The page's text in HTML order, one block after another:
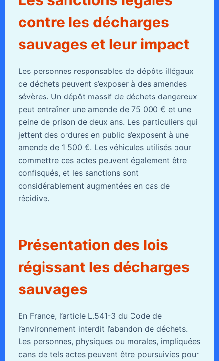
contre les décharges
sauvages et leur impact
Les personnes responsables de dépôts illégaux
de déchets peuvent s’exposer à des amendes
sévères. Un dépôt massif de déchets dangereux
peut entraîner une amende de 75 000 € et une
peine de prison de deux ans. Les particuliers qui
jettent des ordures en public s’exposent à une
amende de 1 500 €. Les véhicules utilisés pour
commettre ces actes peuvent également être
confisqués, et les sanctions sont
considérablement augmentées en cas de
récidive.
Présentation des lois
régissant les décharges
sauvages
En France, l’article L.541-3 du Code de
l’environnement interdit l’abandon de déchets.
Les personnes, physiques ou morales, impliquées
dans de tels actes peuvent être poursuivies pour